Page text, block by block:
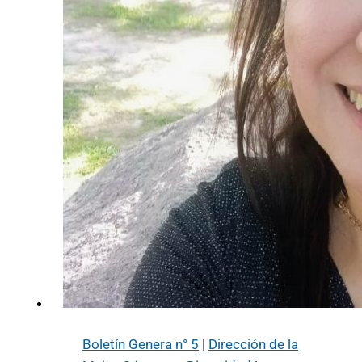
Boletín Genera n° 5 | Dirección de la